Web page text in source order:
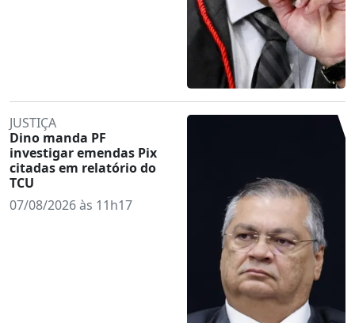
JUSTIÇA
Dino manda PF
investigar emendas Pix
citadas em relatório do
TCU
07/08/2026 às 11h17